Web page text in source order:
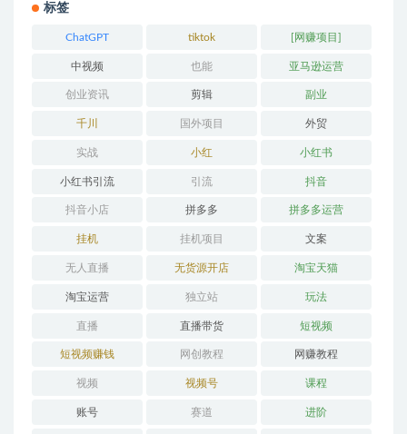
标签
ChatGPT tiktok [网赚项目]
中视频 也能 亚马逊运营
创业资讯 剪辑 副业
千川 国外项目 外贸
实战 小红 小红书
小红书引流 引流 抖音
抖音小店 拼多多 拼多多运营
挂机 挂机项目 文案
无人直播 无货源开店 淘宝天猫
淘宝运营 独立站 玩法
直播 直播带货 短视频
短视频赚钱 网创教程 网赚教程
视频 视频号 课程
账号 赛道 进阶